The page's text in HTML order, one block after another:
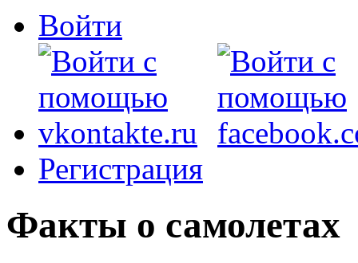
Войти
Регистрация
Факты о самолетах